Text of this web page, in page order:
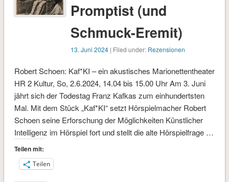
Promptist (und
Schmuck-Eremit)
13. Juni 2024 | Filed under: Rezensionen
Robert Schoen: Kaf*KI – ein akustisches Marionettentheater
HR 2 Kultur, So, 2.6.2024, 14.04 bis 15.00 Uhr Am 3. Juni
jährt sich der Todestag Franz Kafkas zum einhundertsten
Mal. Mit dem Stück „Kaf*KI“ setzt Hörspielmacher Robert
Schoen seine Erforschung der Möglichkeiten Künstlicher
Intelligenz im Hörspiel fort und stellt die alte Hörspielfrage …
Teilen mit:
Teilen